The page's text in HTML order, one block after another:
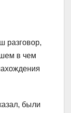
разговор,
в чем
были